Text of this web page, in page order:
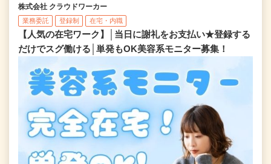
株式会社 クラウドワーカー
業務委託 登録制 在宅・内職
【人気の在宅ワーク】│当日に謝礼をお支払い★登録する
だけでスグ働ける│単発もOK美容系モニター募集！